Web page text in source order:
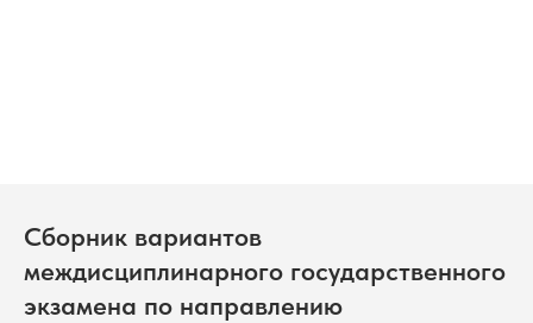
Сборник вариантов
междисциплинарного государственного
экзамена по направлению